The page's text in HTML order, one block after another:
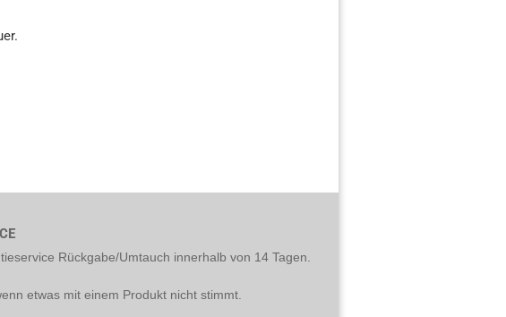
Rückgabe/Umtauch innerhalb von 14 Tagen.
etwas mit einem Produkt nicht stimmt.